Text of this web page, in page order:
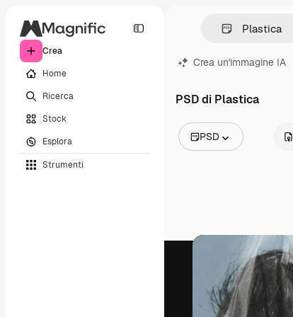
Crea
Home
Ricerca
Stock
Esplora
Strumenti
Crea un'immagine IA
PSD di Plastica
PSD
Video
Motion graphic
Modelli di video
Modelli 3D